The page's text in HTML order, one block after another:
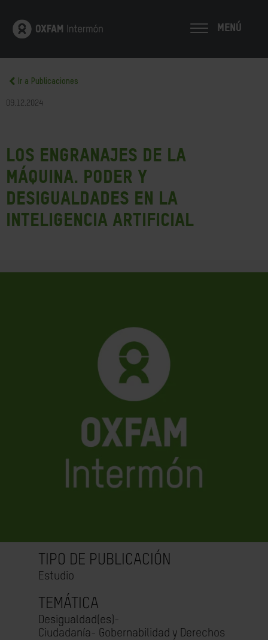
MENÚ
Ir a Publicaciones
09.12.2024
Los engranajes de la
máquina. Poder y
desigualdades en la
inteligencia artificial
TIPO DE PUBLICACIÓN
Estudio
TEMÁTICA
Desigualdad(es)-
Ciudadanía- Gobernabilidad y Derechos